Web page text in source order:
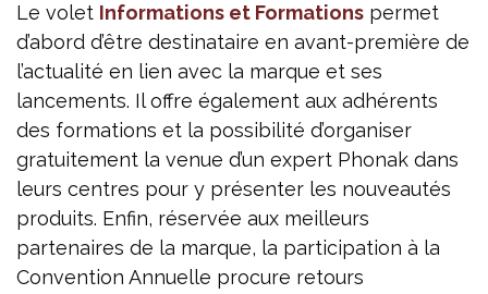
Le volet Informations et Formations permet
d’abord d’être destinataire en avant-première de
l’actualité en lien avec la marque et ses
lancements. Il offre également aux adhérents
des formations et la possibilité d’organiser
gratuitement la venue d’un expert Phonak dans
leurs centres pour y présenter les nouveautés
produits. Enfin, réservée aux meilleurs
partenaires de la marque, la participation à la
Convention Annuelle procure retours